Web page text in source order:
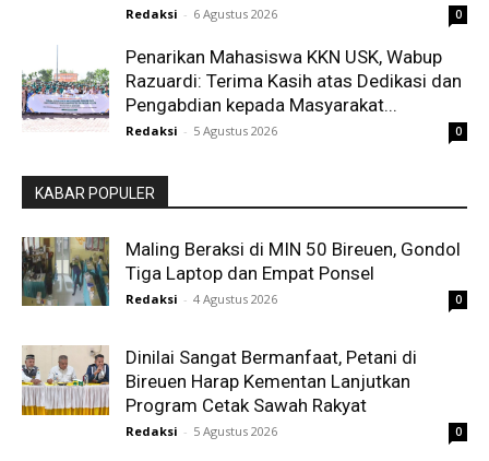
Redaksi - 6 Agustus 2026 0
Penarikan Mahasiswa KKN USK, Wabup
Razuardi: Terima Kasih atas Dedikasi dan
Pengabdian kepada Masyarakat...
Redaksi - 5 Agustus 2026 0
KABAR POPULER
Maling Beraksi di MIN 50 Bireuen, Gondol
Tiga Laptop dan Empat Ponsel
Redaksi - 4 Agustus 2026 0
Dinilai Sangat Bermanfaat, Petani di
Bireuen Harap Kementan Lanjutkan
Program Cetak Sawah Rakyat
Redaksi - 5 Agustus 2026 0